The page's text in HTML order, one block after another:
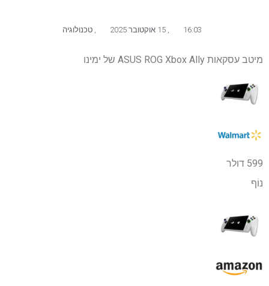
16:03
,
, טכנולוגיה
מיטב עסקאות ASUS ROG Xbox Ally של ימינו
599 דולר
נוֹף